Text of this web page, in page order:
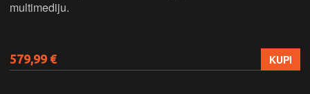
multimediju.
579,99 € KUPI